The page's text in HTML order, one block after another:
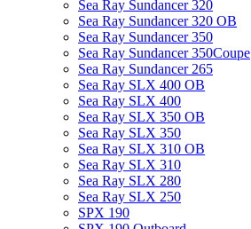
Sea Ray Sundancer 320
Sea Ray Sundancer 320 OB
Sea Ray Sundancer 350
Sea Ray Sundancer 350Coupe
Sea Ray Sundancer 265
Sea Ray SLX 400 OB
Sea Ray SLX 400
Sea Ray SLX 350 OB
Sea Ray SLX 350
Sea Ray SLX 310 OB
Sea Ray SLX 310
Sea Ray SLX 280
Sea Ray SLX 250
SPX 190